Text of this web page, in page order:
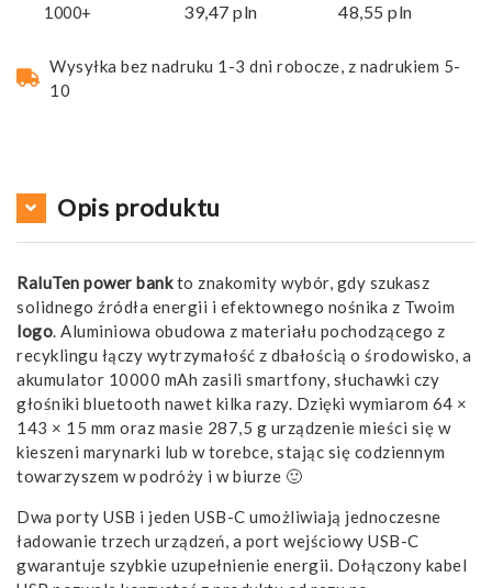
1000+ 39,47 pln 48,55 pln
Wysyłka bez nadruku 1-3 dni robocze, z nadrukiem 5-
10
Opis produktu
RaluTen power bankto znakomity wybór, gdy szukasz
solidnego źródła energii i efektownego nośnika z Twoim
logo. Aluminiowa obudowa z materiału pochodzącego z
recyklingu łączy wytrzymałość z dbałością o środowisko, a
akumulator 10000 mAh zasili smartfony, słuchawki czy
głośniki bluetooth nawet kilka razy. Dzięki wymiarom 64 ×
143 × 15 mm oraz masie 287,5 g urządzenie mieści się w
kieszeni marynarki lub w torebce, stając się codziennym
towarzyszem w podróży i w biurze 🙂
Dwa porty USB i jeden USB-C umożliwiają jednoczesne
ładowanie trzech urządzeń, a port wejściowy USB-C
gwarantuje szybkie uzupełnienie energii. Dołączony kabel